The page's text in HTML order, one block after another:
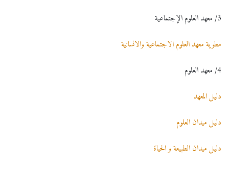
3/ معهد العلوم الإجتماعية
مطوية معهد العلوم الاجتماعية والانسانية
4/ معهد العلوم
دليل المعهد
دليل ميدان العلوم
دليل ميدان الطبيعة و الحياة